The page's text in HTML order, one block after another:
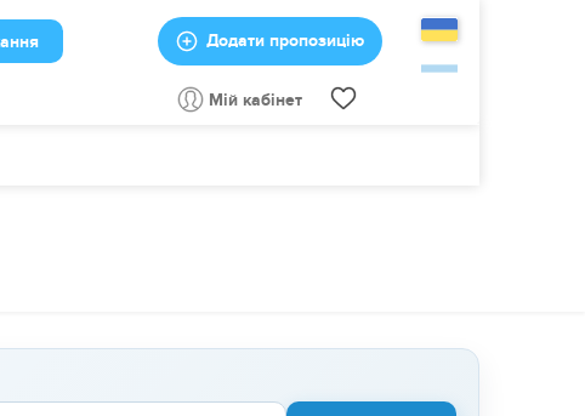
Додати пропозицію
Мій кабінет